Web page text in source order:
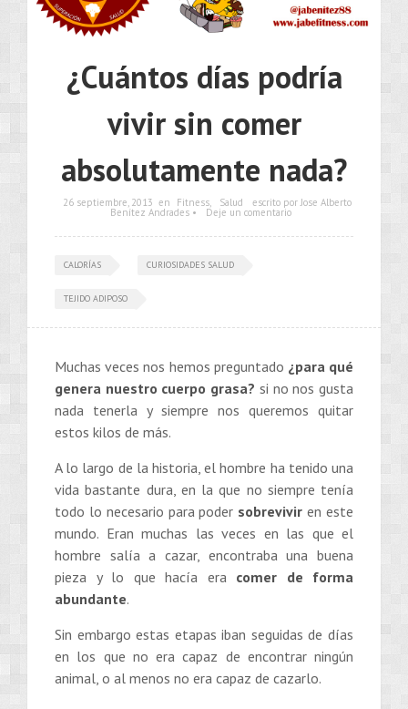
¿Cuántos días podría
vivir sin comer
absolutamente nada?
26 septiembre, 2013 en Fitness Salud escrito por Jose Alberto
Benítez Andrades • Deje un comentario
CALORÍAS CURIOSIDADES SALUD
TEJIDO ADIPOSO
Muchas veces nos hemos preguntado ¿para qué
genera nuestro cuerpo grasa? si no nos gusta
nada tenerla y siempre nos queremos quitar
estos kilos de más.
A lo largo de la historia, el hombre ha tenido una
vida bastante dura, en la que no siempre tenía
todo lo necesario para poder sobrevivir en este
mundo. Eran muchas las veces en las que el
hombre salía a cazar, encontraba una buena
pieza y lo que hacía era comer de forma
abundante.
Sin embargo estas etapas iban seguidas de días
en los que no era capaz de encontrar ningún
animal, o al menos no era capaz de cazarlo.